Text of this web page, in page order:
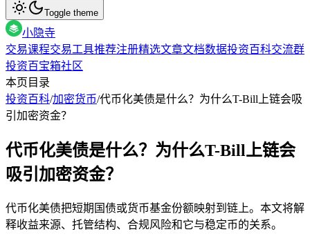
Toggle theme
小隐寺
交易课程交易工具推荐注册精选文章文档数据投资百科交流群
投资百宝箱社区
本页目录
投资百科/加密货币/代币化美债是什么？为什么T-Bill上链会吸
引加密资金？
代币化美债是什么？为什么T-Bill上链会
吸引加密资金？
代币化美债把短期国债或货币基金份额映射到链上。本文将解
释收益来源、托管结构、合规风险和它与稳定币的关系。